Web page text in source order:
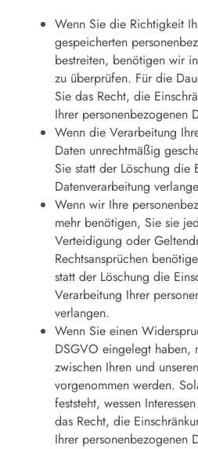
Wenn Sie die Richtigkeit
gespeicherten
bestreiten, benötigen wir
zu überprüfen. Für die
Sie das Recht, die
Ihrer personenbezogenen
Wenn die Verarbeitung
Daten unrechtmäßig
Sie statt der Löschung die
Datenverarbeitung
Wenn wir Ihre
mehr benötigen, Sie sie
Verteidigung oder
Rechtsansprüchen
statt der Löschung die
Verarbeitung Ihrer
verlangen.
Wenn Sie einen
DSGVO eingelegt haben,
zwischen Ihren und
vorgenommen werden.
feststeht, wessen
das Recht, die
Ihrer personenbezogenen